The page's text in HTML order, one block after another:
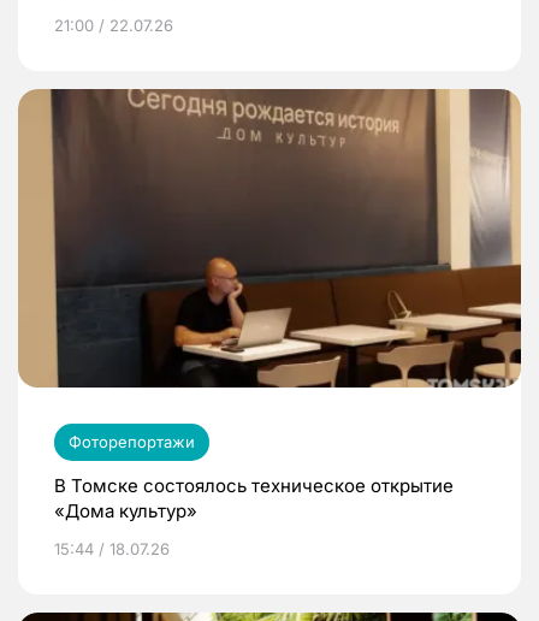
21:00 / 22.07.26
Фоторепортажи
В Томске состоялось техническое открытие
«Дома культур»
15:44 / 18.07.26